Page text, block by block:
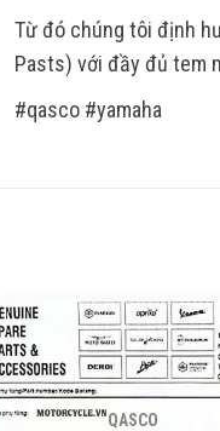
Từ đó chúng tôi định
Pasts) với đầy đủ tem
#qasco #yamaha
QASCO